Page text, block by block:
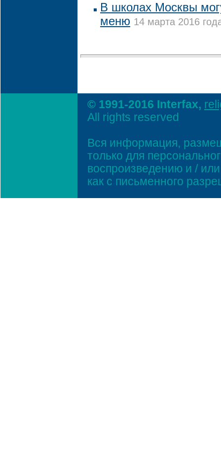
В школах Москвы
меню 14 марта 2016
© 1991-2016 Interfax,
All rights reserved
Вся информация,
только для
воспроизведению и /
как с письменного